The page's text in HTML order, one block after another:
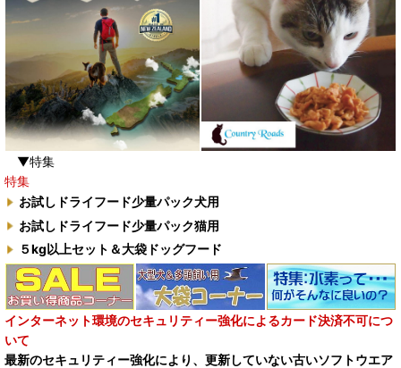
▼特集
特集
お試しドライフード少量パック犬用
お試しドライフード少量パック猫用
５kg以上セット＆大袋ドッグフード
インターネット環境のセキュリティー強化によるカード決済不可につ
いて
最新のセキュリティー強化により、更新していない古いソフトウエア